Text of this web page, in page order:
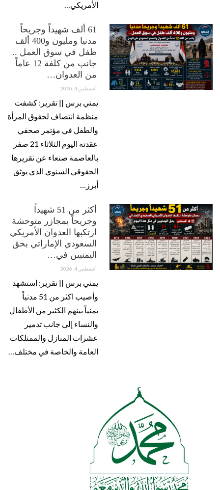
الأمريكي…
61 ألف شهيداً وجريحاً
مدنيا ومليون و400 ألف
طفل في سوق العمل ..
جانب من كلفة 12 عاماً
من العدوان…
أغسطس 4, 2026
يمني برس || تقرير: كشفت
منظمة انتصاف لحقوق المرأة
والطفل في مؤتمر صحفي
عقدته اليوم الثلاثاء 21 صفر
بالعاصمة صنعاء عن تقريرها
الحقوقي السنوي الذي يوثق
أبرز…
أكثر من 51 شهيداً
وجريحاً بمجازر متوحشة
ارتكبها العدوان الأمريكي
السعودي الإماراتي بحق
اليمنيين في…
أغسطس 4, 2026
يمني برس || تقرير: استشهد
وأصيب اكثر من 51 مدنياً
يمنياً بينهم الكثير من الأطفال
والنساء إلى جانب تدمير
عشرات المنازل والممتلكات
العامة والخاصة في مختلف…